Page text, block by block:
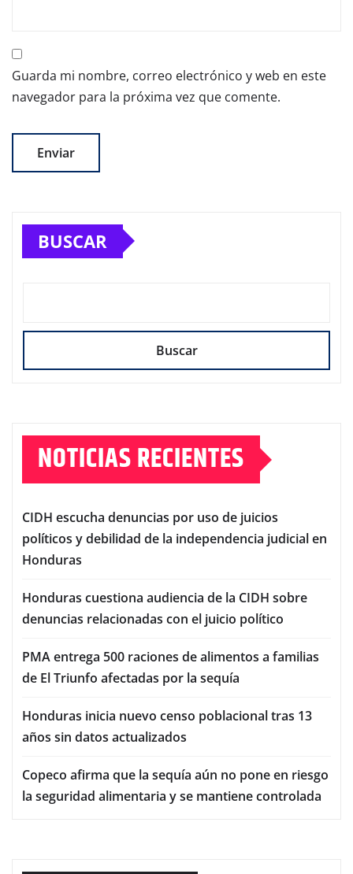
Guarda mi nombre, correo electrónico y web en este
navegador para la próxima vez que comente.
BUSCAR
Buscar
NOTICIAS RECIENTES
CIDH escucha denuncias por uso de juicios
políticos y debilidad de la independencia judicial en
Honduras
Honduras cuestiona audiencia de la CIDH sobre
denuncias relacionadas con el juicio político
PMA entrega 500 raciones de alimentos a familias
de El Triunfo afectadas por la sequía
Honduras inicia nuevo censo poblacional tras 13
años sin datos actualizados
Copeco afirma que la sequía aún no pone en riesgo
la seguridad alimentaria y se mantiene controlada